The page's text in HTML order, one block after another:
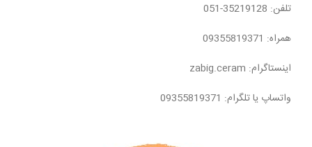
تلفن: 35219128-051
همراه: 09355819371
اینستاگرام: zabig.ceram
واتساپ یا تلگرام: 09355819371